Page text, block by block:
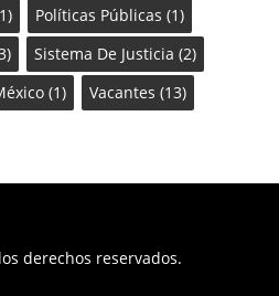
Políticas Públicas (1)
Sistema De Justicia (2)
(1) Vacantes (13)
derechos reservados.